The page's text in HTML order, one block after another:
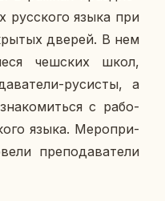
рус­ско­го языка при
дверей. В нем
чеш­ских школ,
ру­си­сты, а
с ра­бо­
языка. Ме­ро­при­
пре­по­да­ва­те­ли